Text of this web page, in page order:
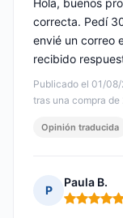
Publicado el 01/
tras una compra
Hola, buenos
correcta. Pedí
envié un correo
recibido
Opinión traducida
P
Paula B.
Nota: 5 de